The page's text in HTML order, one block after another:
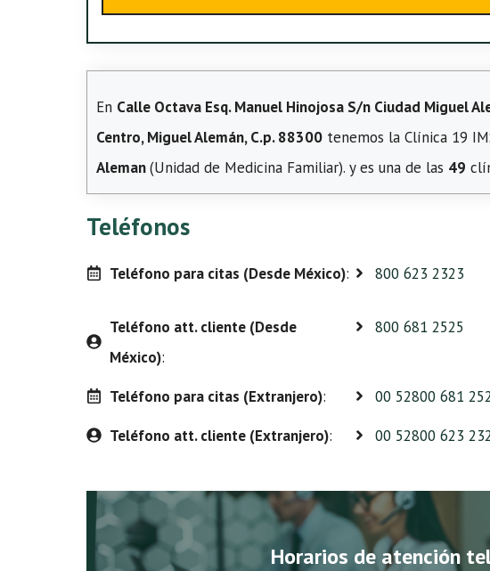
En Calle Octava Esq. Manuel Hinojosa S/n Ciudad Miguel
Centro, Miguel Alemán, C.p. 88300 tenemos la Clínica 19
Aleman(Unidad de Medicina Familiar). y es una de las 49
Teléfonos
Teléfono para citas (Desde México): 800 623 2323
Teléfono att. cliente (Desde
México):
800 681 2525
Teléfono para citas (Extranjero):
00 52800 681
Teléfono att. cliente (Extranjero): 00 52800 623
Horarios de atención